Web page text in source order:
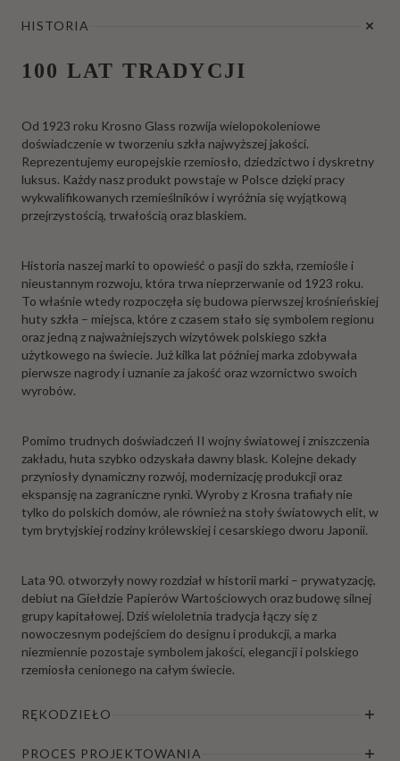
HISTORIA
100 LAT TRADYCJI
Od 1923 roku Krosno Glass rozwija wielopokoleniowe
doświadczenie w tworzeniu szkła najwyższej jakości.
Reprezentujemy europejskie rzemiosło, dziedzictwo i dyskretny
luksus. Każdy nasz produkt powstaje w Polsce dzięki pracy
wykwalifikowanych rzemieślników i wyróżnia się wyjątkową
przejrzystością, trwałością oraz blaskiem.
Historia naszej marki to opowieść o pasji do szkła, rzemiośle i
nieustannym rozwoju, która trwa nieprzerwanie od 1923 roku.
To właśnie wtedy rozpoczęła się budowa pierwszej krośnieńskiej
huty szkła – miejsca, które z czasem stało się symbolem regionu
oraz jedną z najważniejszych wizytówek polskiego szkła
użytkowego na świecie. Już kilka lat później marka zdobywała
pierwsze nagrody i uznanie za jakość oraz wzornictwo swoich
wyrobów.
Pomimo trudnych doświadczeń II wojny światowej i zniszczenia
zakładu, huta szybko odzyskała dawny blask. Kolejne dekady
przyniosły dynamiczny rozwój, modernizację produkcji oraz
ekspansję na zagraniczne rynki. Wyroby z Krosna trafiały nie
tylko do polskich domów, ale również na stoły światowych elit, w
tym brytyjskiej rodziny królewskiej i cesarskiego dworu Japonii.
Lata 90. otworzyły nowy rozdział w historii marki – prywatyzację,
debiut na Giełdzie Papierów Wartościowych oraz budowę silnej
grupy kapitałowej. Dziś wieloletnia tradycja łączy się z
nowoczesnym podejściem do designu i produkcji, a marka
niezmiennie pozostaje symbolem jakości, elegancji i polskiego
rzemiosła cenionego na całym świecie.
RĘKODZIEŁO
PROCES PROJEKTOWANIA